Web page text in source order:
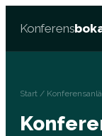
Konferens
Start /